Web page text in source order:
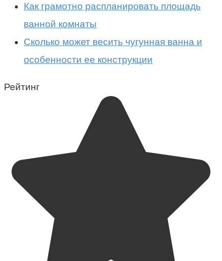
Как грамотно распланировать площадь
ванной комнаты
Сколько может весить чугунная ванна и
особенности ее конструкции
Рейтинг